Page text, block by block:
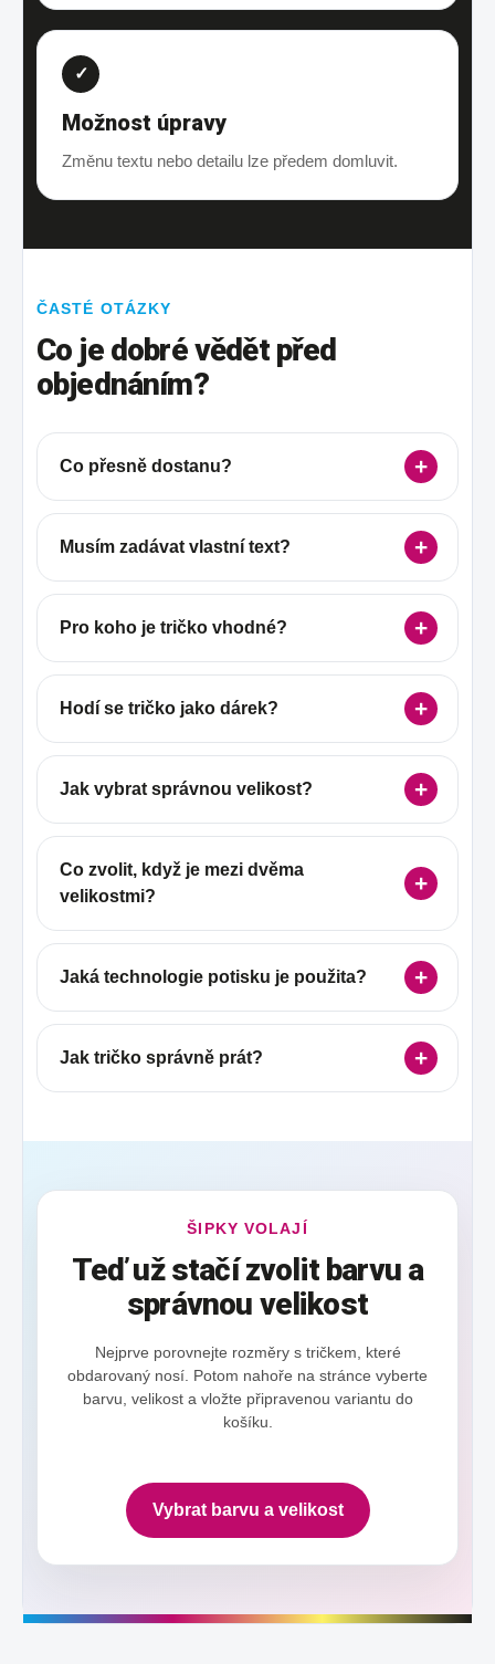
✓
Možnost úpravy
Změnu textu nebo detailu lze předem domluvit.
ČASTÉ OTÁZKY
Co je dobré vědět před
objednáním?
Co přesně dostanu?
Musím zadávat vlastní text?
Pro koho je tričko vhodné?
Hodí se tričko jako dárek?
Jak vybrat správnou velikost?
Co zvolit, když je mezi dvěma
velikostmi?
Jaká technologie potisku je použita?
Jak tričko správně prát?
ŠIPKY VOLAJÍ
Teď už stačí zvolit barvu a
správnou velikost
Nejprve porovnejte rozměry s tričkem, které
obdarovaný nosí. Potom nahoře na stránce vyberte
barvu, velikost a vložte připravenou variantu do
košíku.
Vybrat barvu a velikost